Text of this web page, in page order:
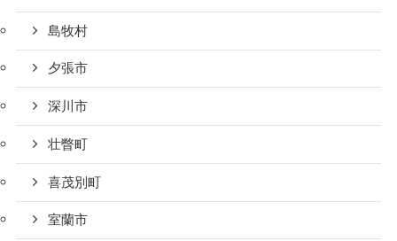
島牧村
夕張市
深川市
壮瞥町
喜茂別町
室蘭市